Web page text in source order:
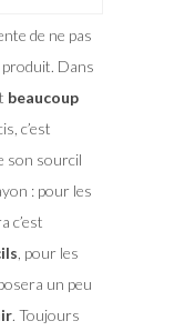
de ne pas
Dans
beaucoup
c’est
son sourcil
: pour les
c’est
, pour les
un peu
. Toujours